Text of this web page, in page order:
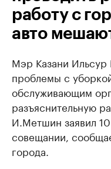
работу с
авто
Мэр Казани
проблемы с
обслуживающим
разъяснительную
И.Метшин заявил
совещании,
города.